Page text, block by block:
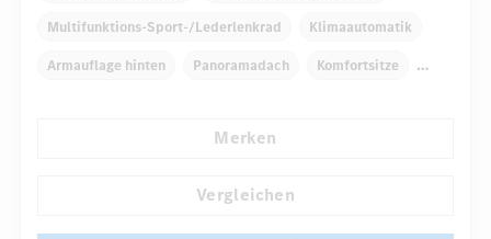
Multifunktions-Sport-/Lederlenkrad Klimaautomatik
Armauflage hinten Panoramadach Komfortsitze
Multibeam LED Scheinwerfer ...
Merken
Vergleichen